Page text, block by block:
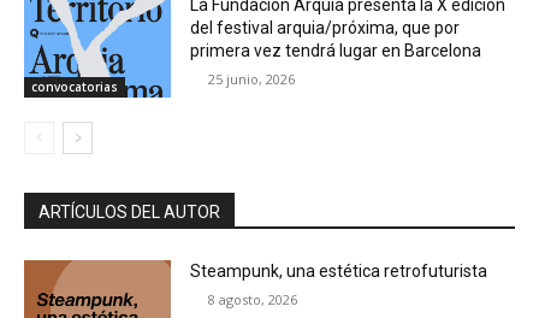
convocatorias
La Fundación Arquia presenta la X edición
del festival arquia/próxima, que por
primera vez tendrá lugar en Barcelona
25 junio, 2026
ARTÍCULOS DEL AUTOR
Steampunk, una estética retrofuturista
8 agosto, 2026